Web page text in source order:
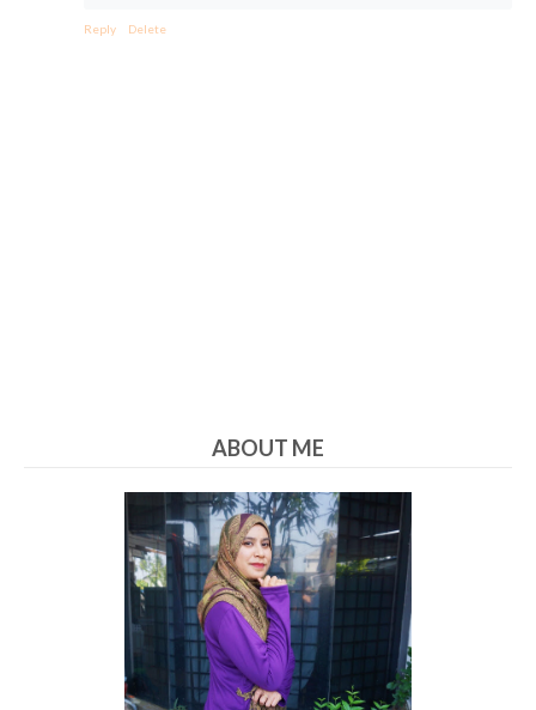
Reply Delete
ABOUT ME